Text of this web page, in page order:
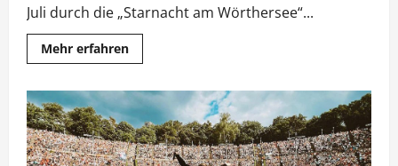
Juli durch die „Starnacht am Wörthersee“...
Mehr erfahrenMehr
Informationen
am
Wörthersee“
erstmals
als
Eurovisionssendung